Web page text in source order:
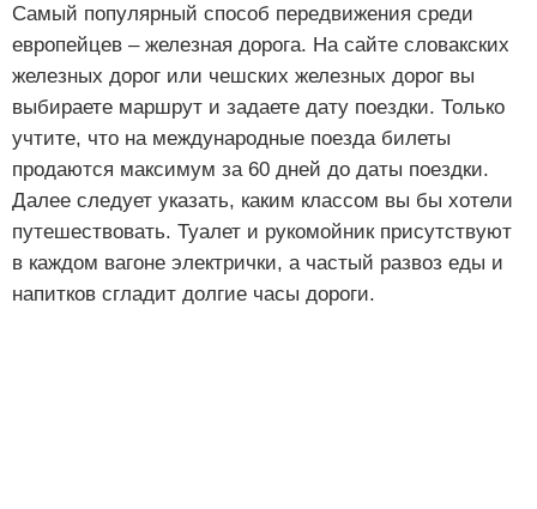
Самый популярный способ передвижения среди
европейцев – железная дорога. На сайте словакских
железных дорог или чешских железных дорог вы
выбираете маршрут и задаете дату поездки. Только
учтите, что на международные поезда билеты
продаются максимум за 60 дней до даты поездки.
Далее следует указать, каким классом вы бы хотели
путешествовать. Туалет и рукомойник присутствуют
в каждом вагоне электрички, а частый развоз еды и
напитков сгладит долгие часы дороги.